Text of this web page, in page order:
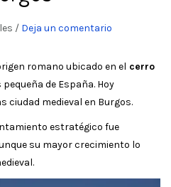
/ Deja un comentario
romano ubicado en el cerro
de España. Hoy
ciudad medieval en Burgos.
estratégico fue
su mayor crecimiento lo